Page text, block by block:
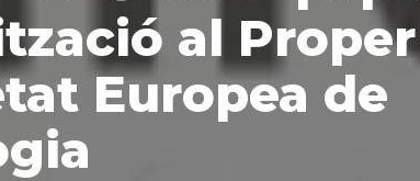
al Proper
Europea de